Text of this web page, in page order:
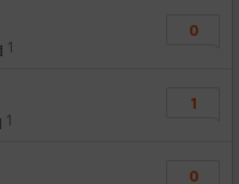
1
0
1
1
0